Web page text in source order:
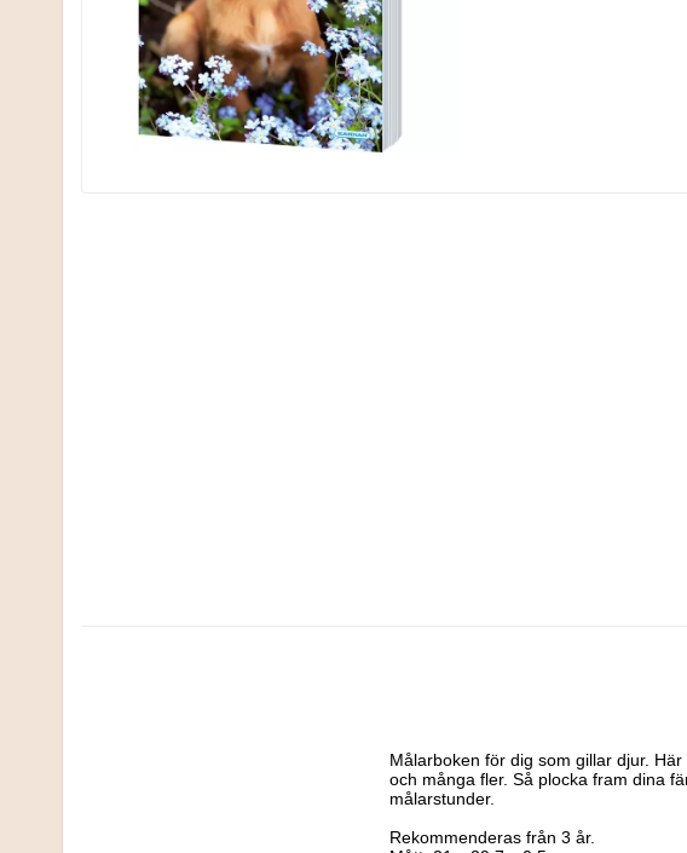
Målarboken för dig som gillar djur.
och många fler. Så plocka fram dina
målarstunder.
Rekommenderas från 3 år.